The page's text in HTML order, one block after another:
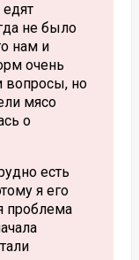
не было
нам и
очень
вопросы, но
мясо
о
есть
я его
проблема